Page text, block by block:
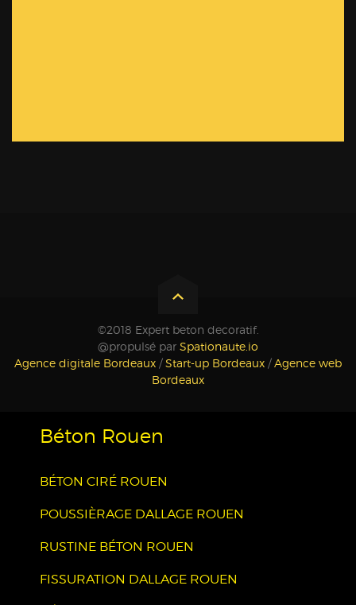
©2018 Expert beton decoratif.
@propulsé par Spationaute.io
Agence digitale Bordeaux /Start-up Bordeaux /Agence web
Bordeaux
Béton Rouen
BÉTON CIRÉ ROUEN
POUSSIÈRAGE DALLAGE ROUEN
RUSTINE BÉTON ROUEN
FISSURATION DALLAGE ROUEN